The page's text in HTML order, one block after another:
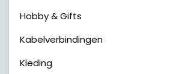
Hobby & Gifts
Kabelverbindingen
Kleding